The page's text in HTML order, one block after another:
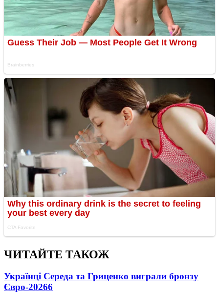
ЧИТАЙТЕ ТАКОЖ
Українці Середа та Гриценко виграли бронзу
Євро-20266